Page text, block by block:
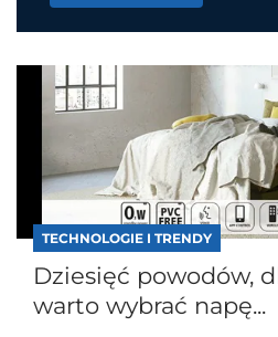
TECHNOLOGIE I TRENDY
Dziesięć powodów,
warto wybrać napę...